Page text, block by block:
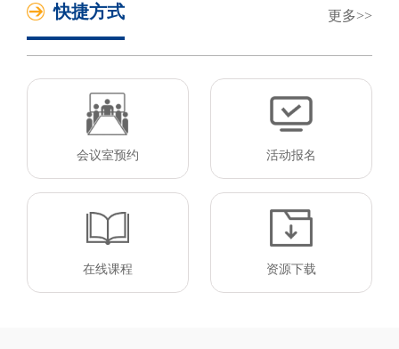
快捷方式 更多
会议室预约 活动报名
在线课程 资源下载